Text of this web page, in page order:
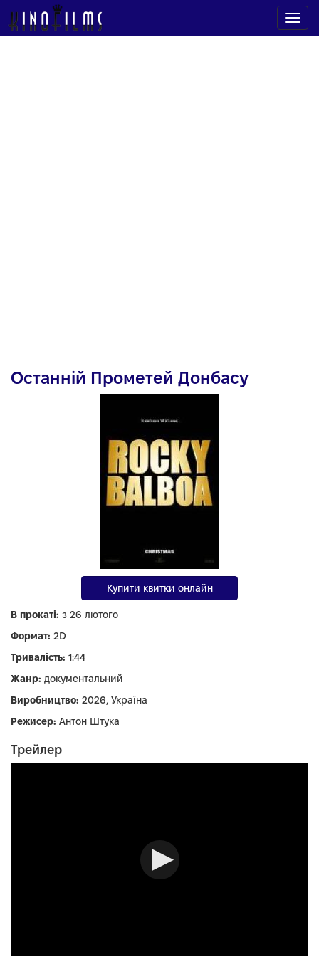
Останній Прометей Донбасу
Купити квитки онлайн
В прокаті: з 26 лютого
Формат: 2D
Тривалість: 1:44
Жанр: документальний
Виробництво: 2026, Україна
Режисер: Антон Штука
Трейлер